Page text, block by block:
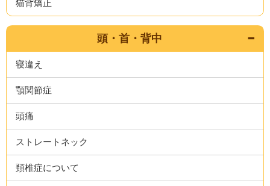
猫背矯正
頭・首・背中
寝違え
顎関節症
頭痛
ストレートネック
頚椎症について